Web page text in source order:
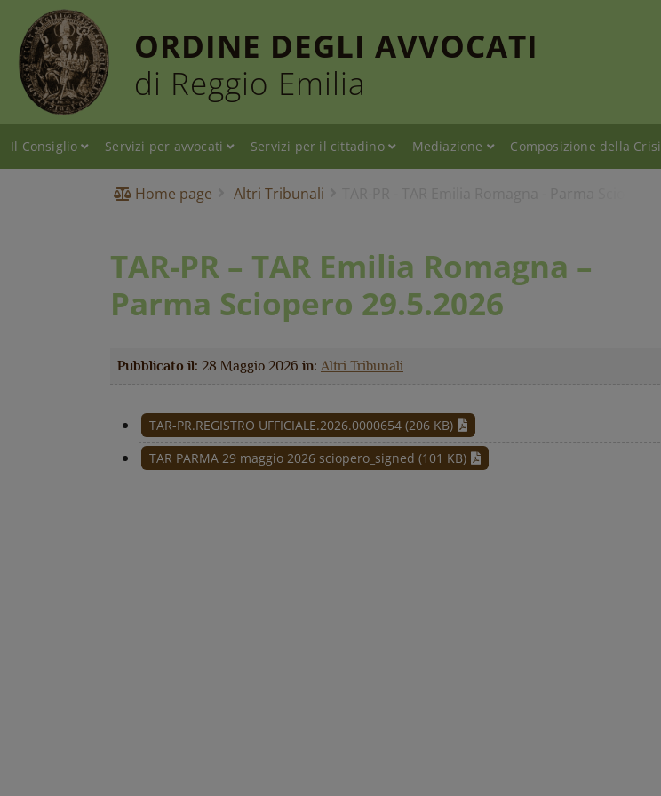
ORDINE DEGLI AVVOCATI
di Reggio Emilia
Il Consiglio Servizi per avvocati Servizi per il cittadino Mediazione Composizione della Crisi
Home page Altri Tribunali
TAR-PR – TAR Emilia Romagna –
Parma Sciopero 29.5.2026
Pubblicato il: 28 Maggio 2026 in: Altri Tribunali
TAR-PR.REGISTRO UFFICIALE.2026.0000654 (206 KB)
TAR PARMA 29 maggio 2026 sciopero_signed (101 KB)